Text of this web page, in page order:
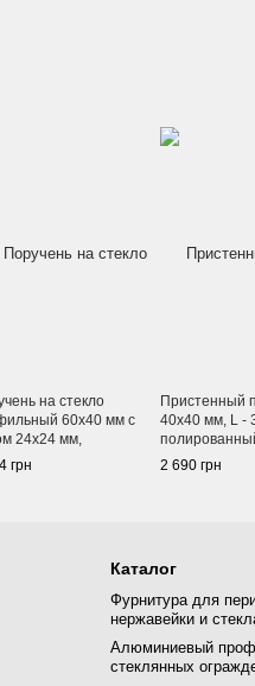
на стекло
60х40 мм с
24х24 мм,
грн
Пристенный
40х40 мм, L -
2 690 грн
Каталог
Фурнитура для
нержавейки и
Алюминиевый
стеклянных